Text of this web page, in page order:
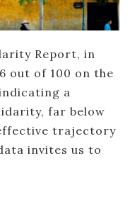
Report, in
out of 100 on the
a
far below
trajectory
invites us to